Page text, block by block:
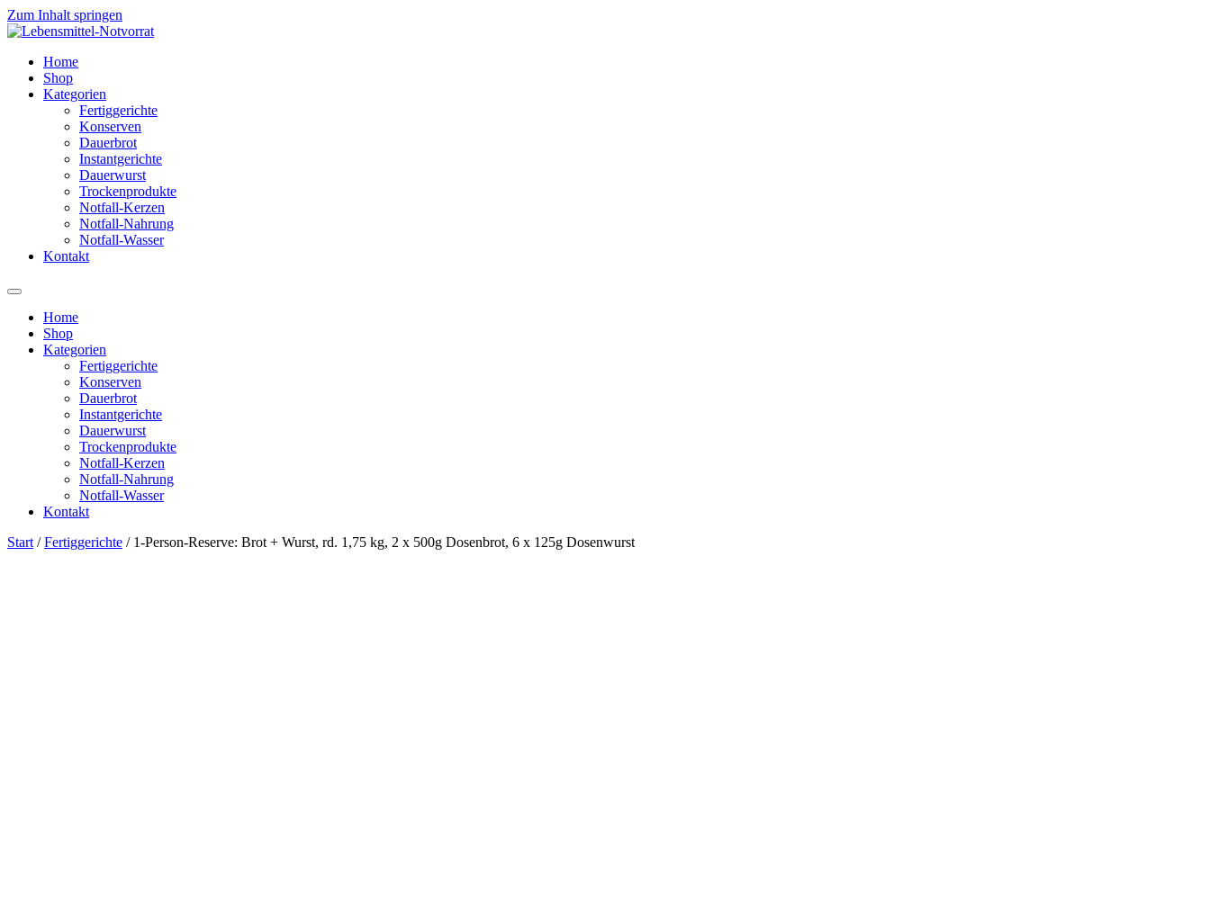
Zum Inhalt springen
Home
Shop
Kategorien
Fertiggerichte
Konserven
Dauerbrot
Instantgerichte
Dauerwurst
Trockenprodukte
Notfall-Kerzen
Notfall-Nahrung
Notfall-Wasser
Kontakt
Home
Shop
Kategorien
Fertiggerichte
Konserven
Dauerbrot
Instantgerichte
Dauerwurst
Trockenprodukte
Notfall-Kerzen
Notfall-Nahrung
Notfall-Wasser
Kontakt
Start /Fertiggerichte / 1-Person-Reserve: Brot + Wurst, rd. 1,75 kg, 2 x 500g Dosenbrot, 6 x 125g Dosenwurst